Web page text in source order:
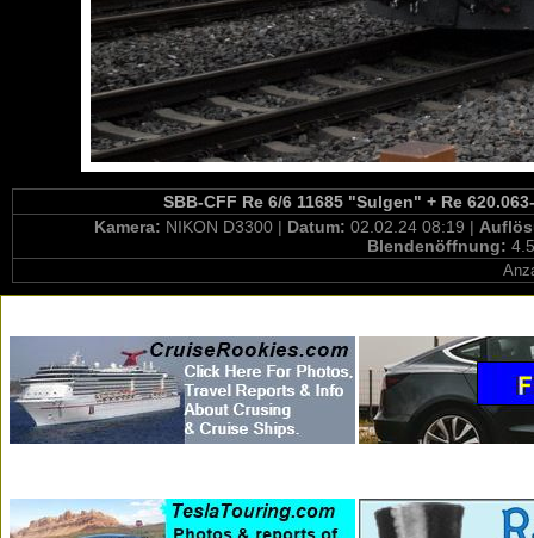
SBB-CFF Re 6/6 11685 "Sulgen" + Re
Kamera: NIKON D3300 | Datum: 02.02.24 08:19 |
Blendenöffnung: